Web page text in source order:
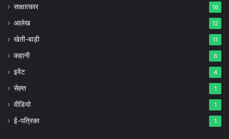
साक्षात्कार 16
आलेख 12
खेती-बाड़ी 11
कहानी 6
इवेंट 4
सेह्त 1
वीडियो 1
ई-पत्रिका 1